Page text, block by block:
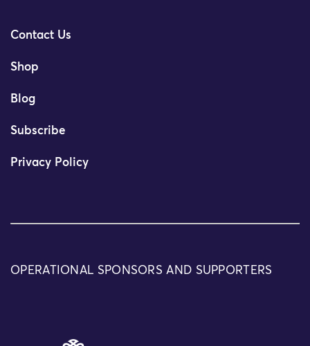
Contact Us
Shop
Blog
Subscribe
Privacy Policy
OPERATIONAL SPONSORS AND SUPPORTERS